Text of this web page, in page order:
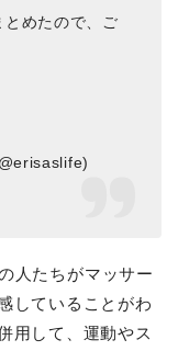
とめたので、ご
人たちがマッサー
していることがわ
用して、運動やス